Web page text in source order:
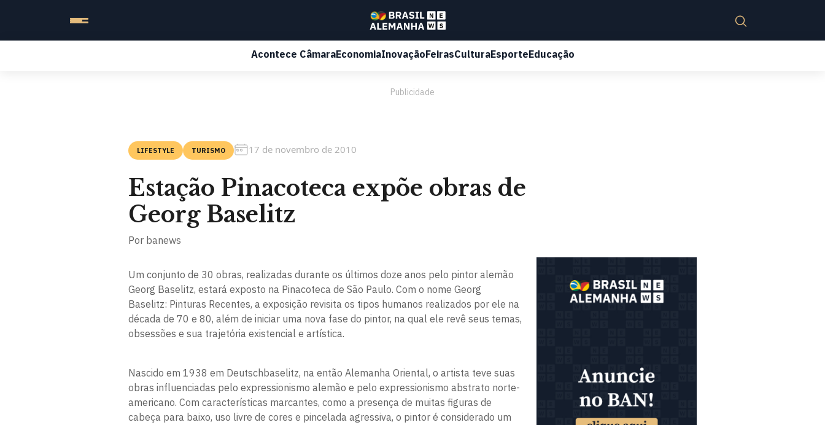
Acontece CâmaraEconomiaInovaçãoFeirasCulturaEsporteEducação
Publicidade
LIFESTYLE TURISMO 17 de novembro de 2010
Estação Pinacoteca expõe obras de
Georg Baselitz
Por banews
Um conjunto de 30 obras, realizadas durante os últimos doze anos pelo pintor alemão
Georg Baselitz, estará exposto na Pinacoteca de São Paulo. Com o nome Georg
Baselitz: Pinturas Recentes, a exposição revisita os tipos humanos realizados por ele na
década de 70 e 80, além de iniciar uma nova fase do pintor, na qual ele revê seus temas,
obsessões e sua trajetória existencial e artística.
Nascido em 1938 em Deutschbaselitz, na então Alemanha Oriental, o artista teve suas
obras influenciadas pelo expressionismo alemão e pelo expressionismo abstrato norte-
americano. Com características marcantes, como a presença de muitas figuras de
cabeça para baixo, uso livre de cores e pincelada agressiva, o pintor é considerado um